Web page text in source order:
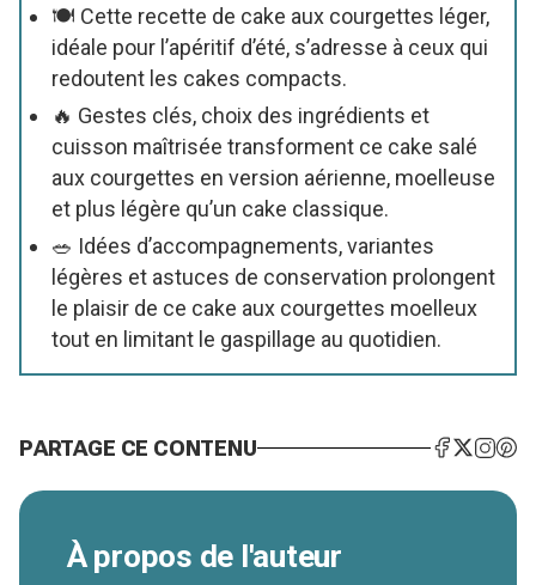
🍽️ Cette recette de cake aux courgettes léger,
idéale pour l’apéritif d’été, s’adresse à ceux qui
redoutent les cakes compacts.
🔥 Gestes clés, choix des ingrédients et
cuisson maîtrisée transforment ce cake salé
aux courgettes en version aérienne, moelleuse
et plus légère qu’un cake classique.
🥗 Idées d’accompagnements, variantes
légères et astuces de conservation prolongent
le plaisir de ce cake aux courgettes moelleux
tout en limitant le gaspillage au quotidien.
PARTAGE CE CONTENU
À propos de l'auteur